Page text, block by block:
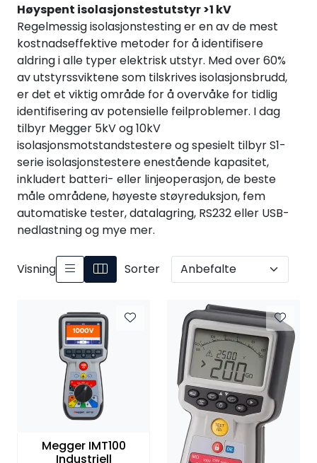
Høyspent isolasjonstestutstyr >1 kV
Regelmessig isolasjonstesting er en av de mest
kostnadseffektive metoder for å identifisere
aldring i alle typer elektrisk utstyr. Med over 60%
av utstyrssviktene som tilskrives isolasjonsbrudd,
er det et viktig område for å overvåke for tidlig
identifisering av potensielle feilproblemer. I dag
tilbyr Megger 5kV og 10kV
isolasjonsmotstandstestere og spesielt tilbyr S1-
serie isolasjonstestere enestående kapasitet,
inkludert batteri- eller linjeoperasjon, de beste
måle områdene, høyeste støyreduksjon, fem
automatiske tester, datalagring, RS232 eller USB-
nedlastning og mye mer.
Visning Sorter
Megger IMT100
Industriell
Kalibratorer
Termografi
Undervisning
Navigasjon & Kommunikasjon
Maskinvern & Instrumentering
Tilbehør